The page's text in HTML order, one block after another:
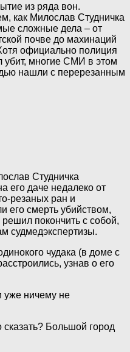
из ряда вон.
как Милослав Студничка
сложные дела – от
почве до махинаций
официально полиция
убит, многие СМИ в этом
нашли с перерезанным
Студничка
его даче недалеко от
резаных ран и
его смерть убийством,
покончить с собой,
судмедэкспертизы.
чудака (в доме с
узнав о его
уже ничему не
сказать? Большой город